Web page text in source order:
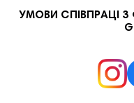
УМОВИ СПІВПРАЦІ З